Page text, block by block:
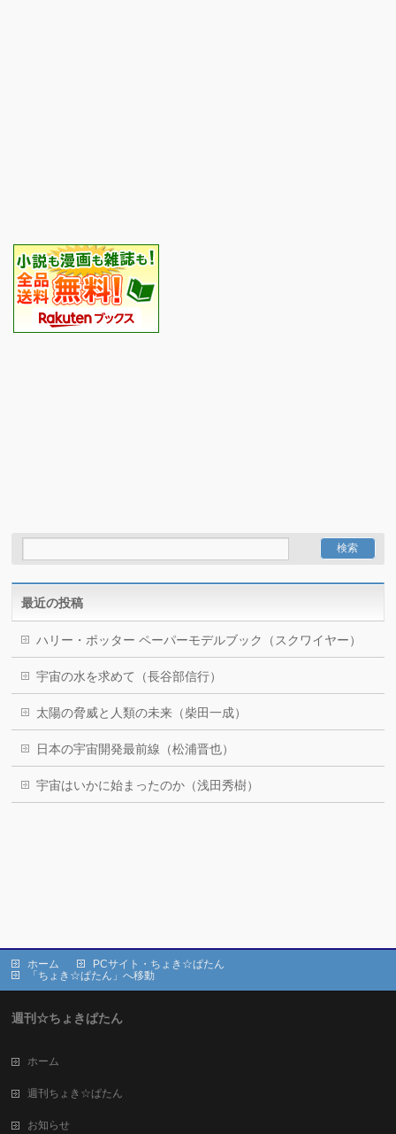
最近の投稿
ハリー・ポッター ペーパーモデルブック（スクワイヤー）
宇宙の水を求めて（長谷部信行）
太陽の脅威と人類の未来（柴田一成）
日本の宇宙開発最前線（松浦晋也）
宇宙はいかに始まったのか（浅田秀樹）
ホーム
PCサイト・ちょき☆ぱたん
「ちょき☆ぱたん」へ移動
週刊☆ちょきぱたん
ホーム
週刊ちょき☆ぱたん
お知らせ